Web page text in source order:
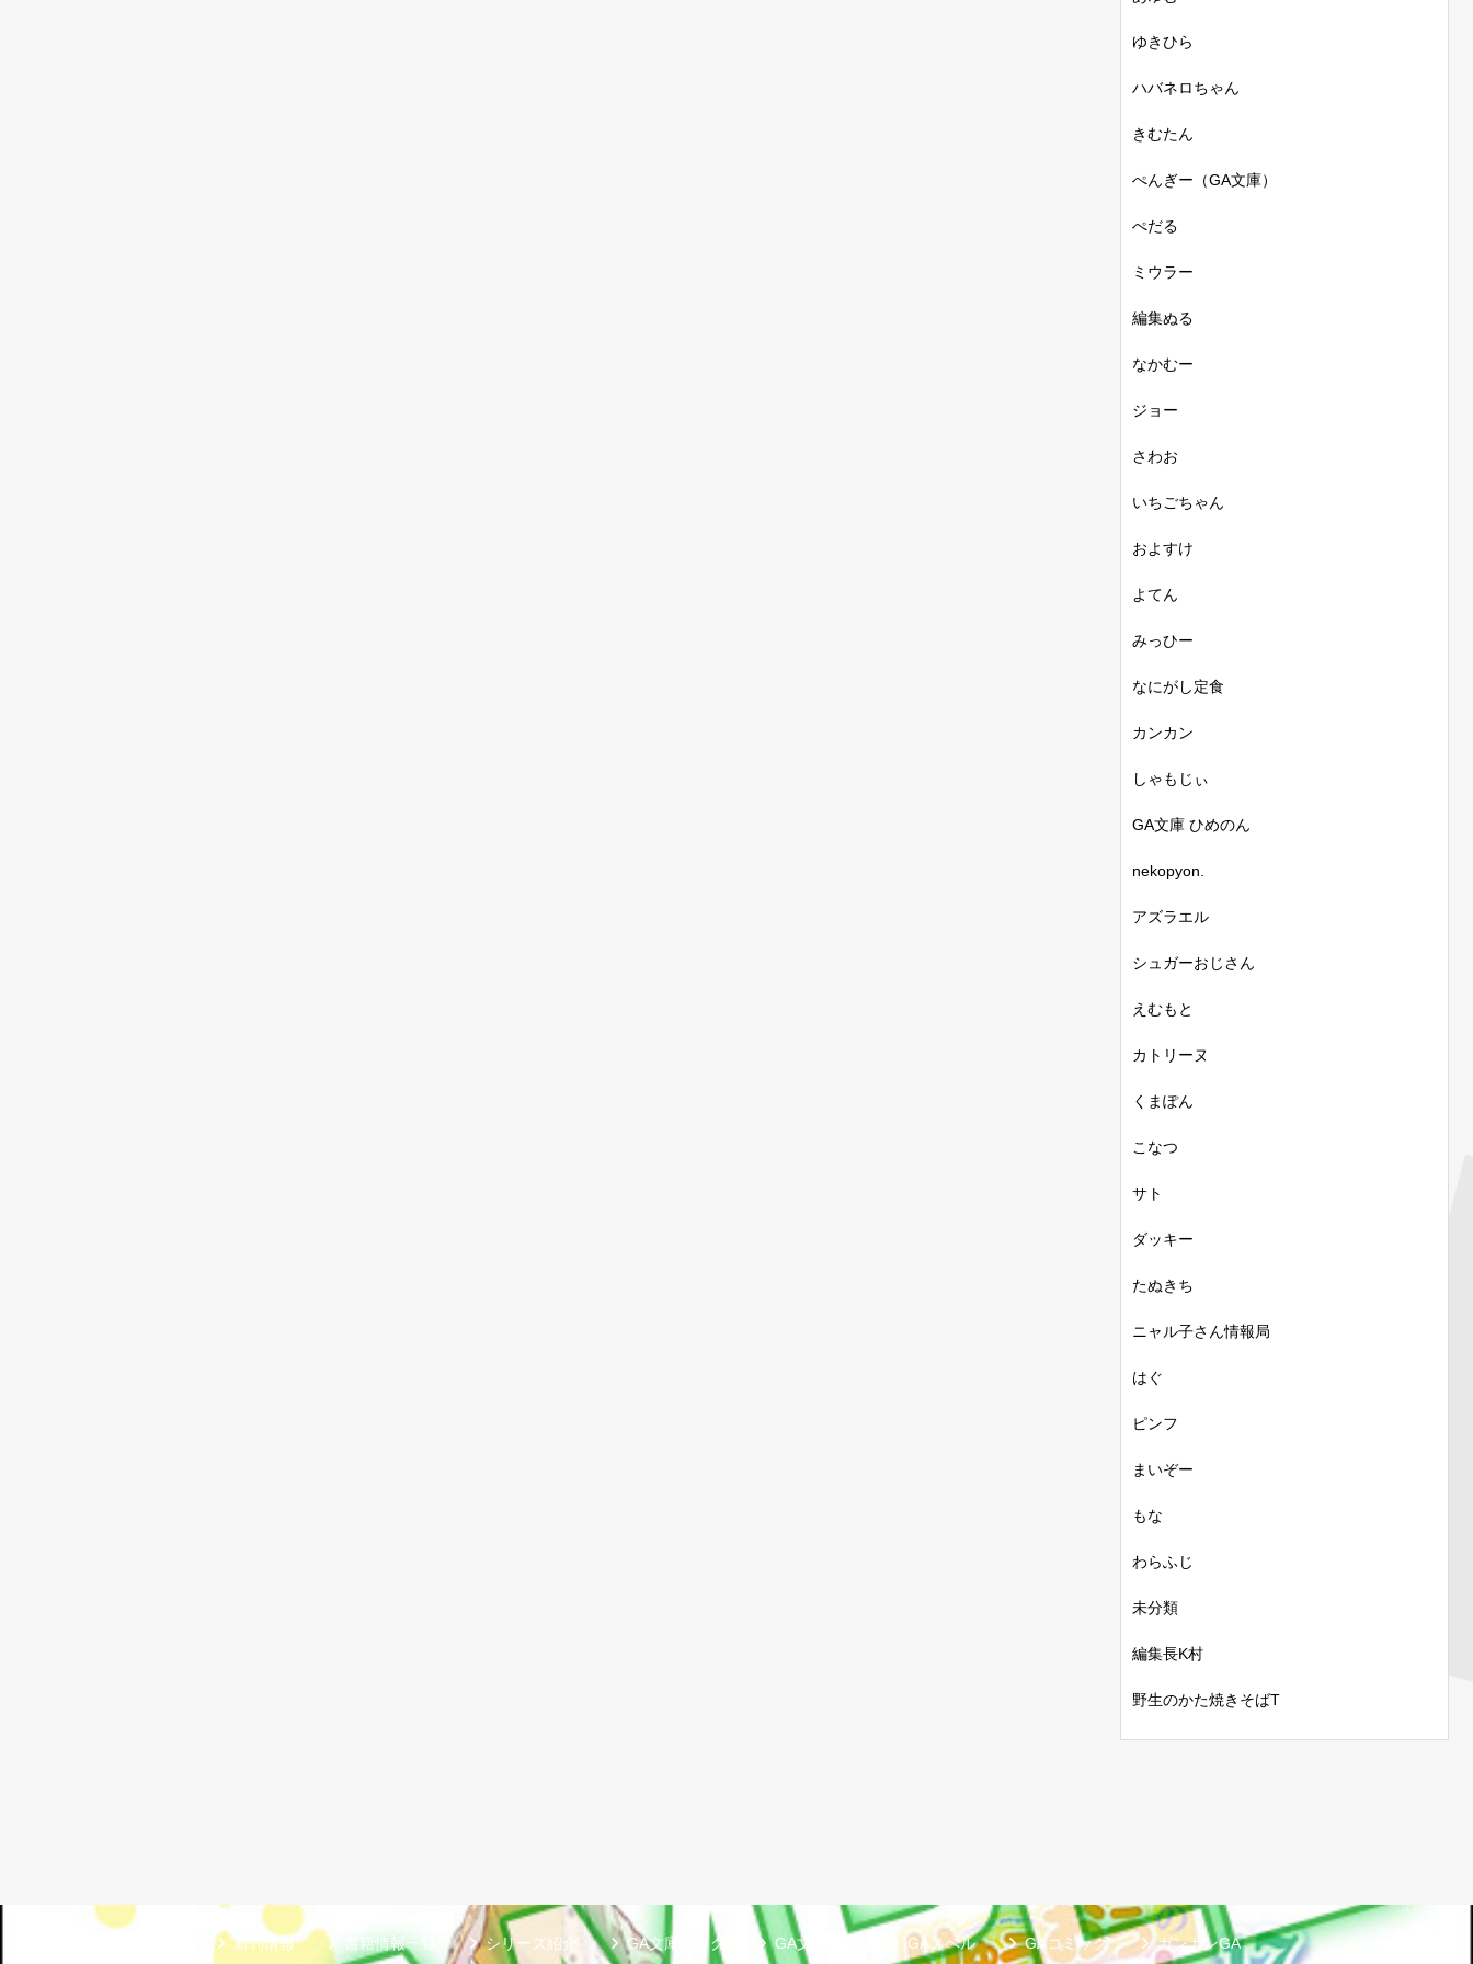
ゆきひら
ハバネロちゃん
きむたん
ぺんぎー（GA文庫）
ぺだる
ミウラー
編集ぬる
なかむー
ジョー
さわお
いちごちゃん
およすけ
よてん
みっひー
なにがし定食
カンカン
しゃもじぃ
GA文庫 ひめのん
nekopyon.
アズラエル
シュガーおじさん
えむもと
カトリーヌ
くまぽん
こなつ
サト
ダッキー
たぬきち
ニャル子さん情報局
はぐ
ピンフ
まいぞー
もな
わらふじ
未分類
編集長K村
野生のかた焼きそばT
新刊情報 書籍情報一覧 シリーズ紹介 GA文庫ブログ GA文庫大賞 GAノベル GAコミック ガンガンGA